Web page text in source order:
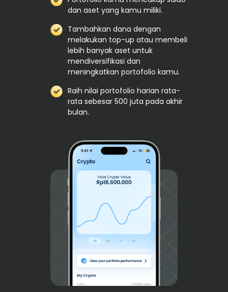
dan aset yang kamu miliki.
Tambahkan dana dengan
melakukan top-up atau membeli
lebih banyak aset untuk
mendiversifikasi dan
meningkatkan portofolio kamu.
Raih nilai portofolio harian rata-
rata sebesar 500 juta pada akhir
bulan.